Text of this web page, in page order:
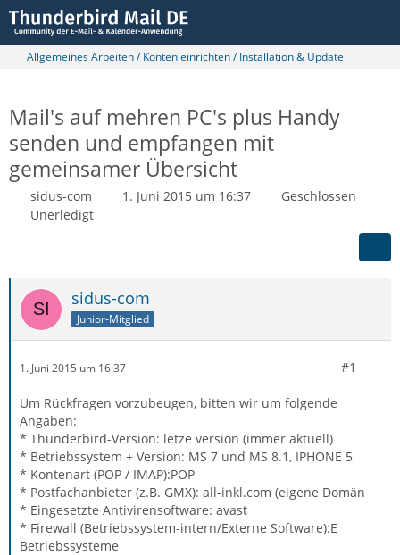
Allgemeines Arbeiten / Konten einrichten / Installation & Update
Mail's auf mehren PC's plus Handy
senden und empfangen mit
gemeinsamer Übersicht
sidus-com 1. Juni 2015 um 16:37
Geschlossen
Unerledigt
sidus-com
Junior-Mitglied
1. Juni 2015 um 16:37 #1
Um Rückfragen vorzubeugen, bitten wir um folgende
Angaben:
* Thunderbird-Version: letze version (immer aktuell)
* Betriebssystem + Version: MS 7 und MS 8.1, IPHONE 5
* Kontenart (POP / IMAP):POP
* Postfachanbieter (z.B. GMX): all-inkl.com (eigene Domän
* Eingesetzte Antivirensoftware: avast
* Firewall (Betriebssystem-intern/Externe Software):E
Betriebssysteme